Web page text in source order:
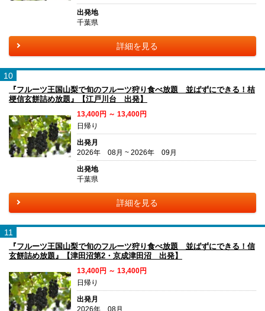
出発地
千葉県
詳細を見る
10
『フルーツ王国山梨で旬のフルーツ狩り食べ放題 並ばずにできる！桔
梗信玄餅詰め放題』【江戸川台 出発】
13,400円 ～ 13,400円
日帰り
出発月
2026年 08月 ~ 2026年 09月
出発地
千葉県
詳細を見る
11
『フルーツ王国山梨で旬のフルーツ狩り食べ放題 並ばずにできる！信
玄餅詰め放題』【津田沼第2・京成津田沼 出発】
13,400円 ～ 13,400円
日帰り
出発月
2026年 08月